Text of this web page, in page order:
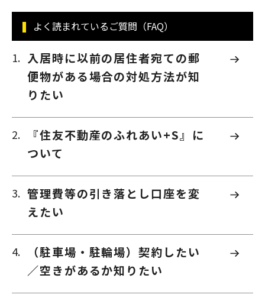
よく読まれているご質問（FAQ）
入居時に以前の居住者宛ての郵
便物がある場合の対処方法が知
りたい
『住友不動産のふれあい+S』に
ついて
管理費等の引き落とし口座を変
えたい
（駐車場・駐輪場）契約したい
／空きがあるか知りたい